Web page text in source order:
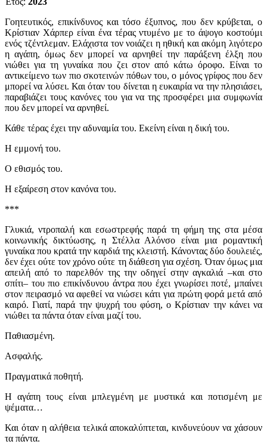
Γοητευτικός, επικίνδυνος και τόσο έξυπνος, που δεν κρύβεται, ο
Κρίστιαν Χάρπερ είναι ένα τέρας ντυμένο με το άψογο κοστούμι
ενός τζέντλεμαν. Ελάχιστα τον νοιάζει η ηθική και ακόμη λιγότερο
η αγάπη, όμως δεν μπορεί να αρνηθεί την παράξενη έλξη που
νιώθει για τη γυναίκα που ζει στον από κάτω όροφο. Είναι το
αντικείμενο των πιο σκοτεινών πόθων του, ο μόνος γρίφος που δεν
μπορεί να λύσει. Και όταν του δίνεται η ευκαιρία να την πλησιάσει,
παραβιάζει τους κανόνες του για να της προσφέρει μια συμφωνία
που δεν μπορεί να αρνηθεί.
Κάθε τέρας έχει την αδυναμία του. Εκείνη είναι η δική του.
Η εμμονή του.
Ο εθισμός του.
Η εξαίρεση στον κανόνα του.
***
Γλυκιά, ντροπαλή και εσωστρεφής παρά τη φήμη της στα μέσα
κοινωνικής δικτύωσης, η Στέλλα Αλόνσο είναι μια ρομαντική
γυναίκα που κρατά την καρδιά της κλειστή. Κάνοντας δύο δουλειές,
δεν έχει ούτε τον χρόνο ούτε τη διάθεση για σχέση. Όταν όμως μια
απειλή από το παρελθόν της την οδηγεί στην αγκαλιά –και στο
σπίτι– του πιο επικίνδυνου άντρα που έχει γνωρίσει ποτέ, μπαίνει
στον πειρασμό να αφεθεί να νιώσει κάτι για πρώτη φορά μετά από
καιρό. Γιατί, παρά την ψυχρή του φύση, ο Κρίστιαν την κάνει να
νιώθει τα πάντα όταν είναι μαζί του.
Παθιασμένη.
Ασφαλής.
Πραγματικά ποθητή.
Η αγάπη τους είναι μπλεγμένη με μυστικά και ποτισμένη με
ψέματα…
Και όταν η αλήθεια τελικά αποκαλύπτεται, κινδυνεύουν να χάσουν
τα πάντα.